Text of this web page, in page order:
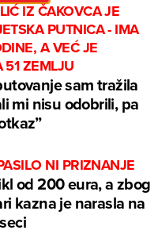
IZ ČAKOVCA JE
PUTNICA - IMA
A VEĆ JE
51 ZEMLJU
sam tražila
mi nisu odobrili, pa
NI PRIZNANJE
od 200 eura, a zbog
kazna je narasla na